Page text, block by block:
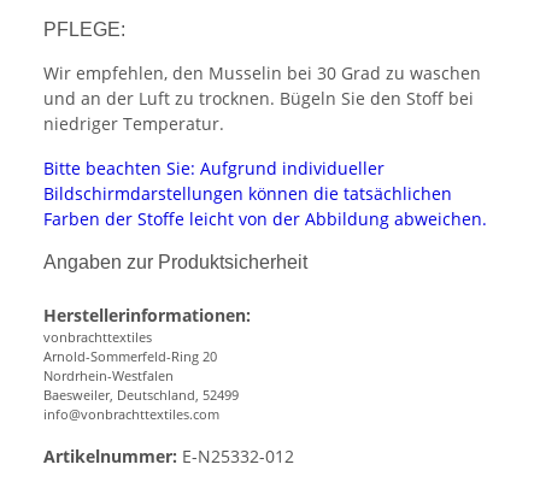
PFLEGE:
Wir empfehlen, den Musselin bei 30 Grad zu waschen
und an der Luft zu trocknen. Bügeln Sie den Stoff bei
niedriger Temperatur.
Bitte beachten Sie: Aufgrund individueller
Bildschirmdarstellungen können die tatsächlichen
Farben der Stoffe leicht von der Abbildung abweichen.
Angaben zur Produktsicherheit
Herstellerinformationen:
vonbrachttextiles
Arnold-Sommerfeld-Ring 20
Nordrhein-Westfalen
Baesweiler, Deutschland, 52499
info@vonbrachttextiles.com
Artikelnummer: E-N25332-012